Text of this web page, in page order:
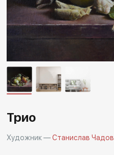
События
Rakov
baget
Трио
Художник —Станислав Чадов